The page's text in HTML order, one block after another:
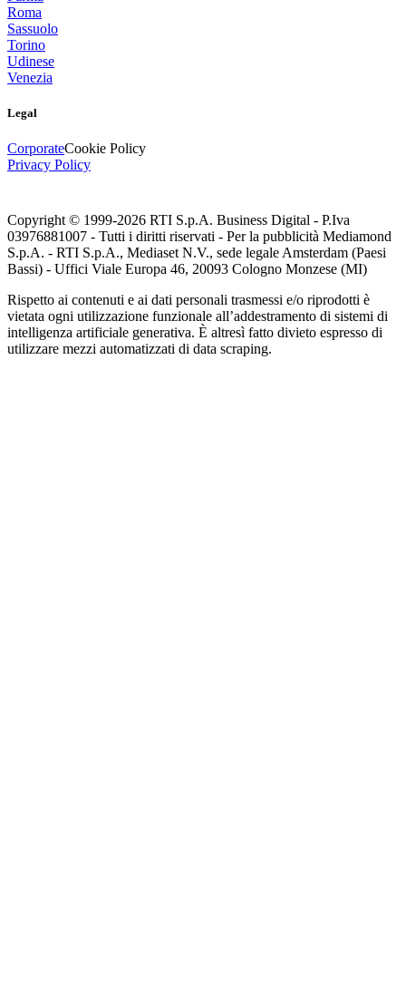
Roma
Sassuolo
Torino
Udinese
Venezia
Legal
CorporateCookie Policy
Privacy Policy
Copyright © 1999-2026 RTI S.p.A. Business Digital - P.Iva
03976881007 - Tutti i diritti riservati - Per la pubblicità Mediamond
S.p.A. - RTI S.p.A., Mediaset N.V., sede legale Amsterdam (Paesi
Bassi) - Uffici Viale Europa 46, 20093 Cologno Monzese (MI)
Rispetto ai contenuti e ai dati personali trasmessi e/o riprodotti è
vietata ogni utilizzazione funzionale all’addestramento di sistemi di
intelligenza artificiale generativa. È altresì fatto divieto espresso di
utilizzare mezzi automatizzati di data scraping.